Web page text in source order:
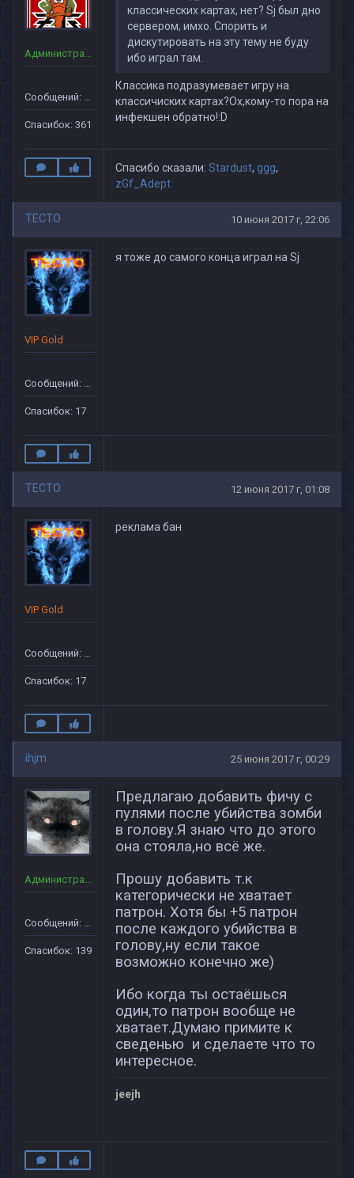
Администраторы
Сообщений: 160
Спасибок: 361
классических картах, нет? Sj был дно
сервером, имхо. Спорить и
дискутировать на эту тему не буду
ибо играл там.
Классика подразумевает игру на
классичиских картах?Ох,кому-то пора на
инфекшен обратно!:D
Спасибо сказали: Stardust, ggg,
zGf_Adept
TECTO 10 июня 2017 г, 22:06
VIP Gold
Сообщений: 68
Спасибок: 17
я тоже до самого конца играл на Sj
TECTO 12 июня 2017 г, 01:08
VIP Gold
Сообщений: 68
Спасибок: 17
реклама бан
ihjm 25 июня 2017 г, 00:29
Администраторы
Сообщений: 36
Спасибок: 139
Предлагаю добавить фичу с
пулями после убийства зомби
в голову.Я знаю что до этого
она стояла,но всё же.
Прошу добавить т.к
категорически не хватает
патрон. Хотя бы +5 патрон
после каждого убийства в
голову,ну если такое
возможно конечно же)
Ибо когда ты остаёшься
один,то патрон вообще не
хватает.Думаю примите к
сведенью и сделаете что то
интересное.
jeejh